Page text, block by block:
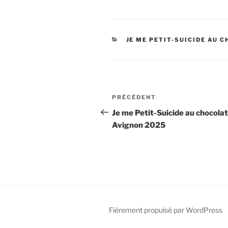
CATÉGORIES
JE ME PETIT-SUICIDE AU
Navigation
de
l’article
Article
précédent
PRÉCÉDENT
Je me Petit-Suicide au
Avignon 2025
Fièrement propulsé par WordPress